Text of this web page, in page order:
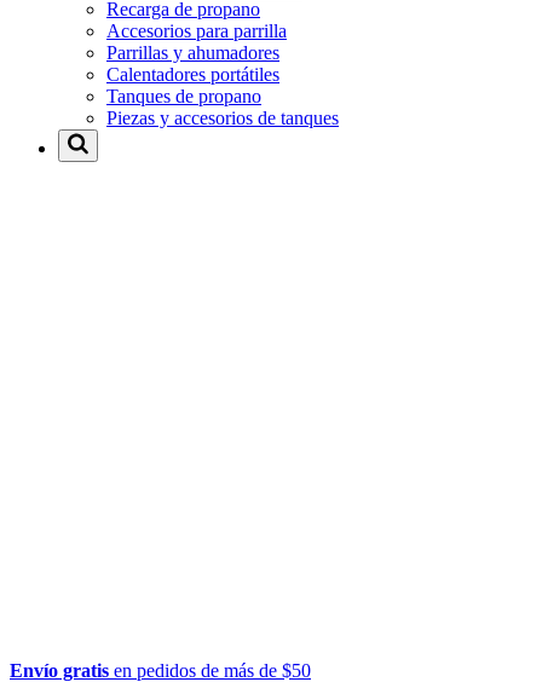
Recarga de propano
Accesorios para parrilla
Parrillas y ahumadores
Calentadores portátiles
Tanques de propano
Piezas y accesorios de tanques
Envío gratis en pedidos de más de $50